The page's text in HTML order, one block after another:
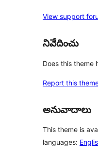
View support
నివేదించు
Does this theme
Report this
అనువాదాలు
This theme is
languages: